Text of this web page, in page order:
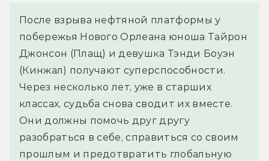
После взрыва нефтяной платформы у
побережья Нового Орлеана юноша Тайрон
Джонсон (Плащ) и девушка Тэнди Боуэн
(Кинжал) получают суперспособности.
Через несколько лет, уже в старших
классах, судьба снова сводит их вместе.
Они должны помочь друг другу
разобраться в себе, справиться со своим
прошлым и предотвратить глобальную